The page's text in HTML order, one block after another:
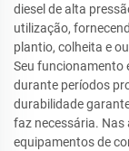
diesel de alta
utilização,
plantio, colheita e
Seu funcionamento
durante períodos
durabilidade
faz necessária.
equipamentos de